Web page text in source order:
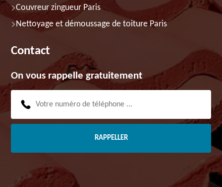
Couvreur zingueur Paris
Nettoyage et démoussage de toiture Paris
Contact
On vous rappelle gratuitement